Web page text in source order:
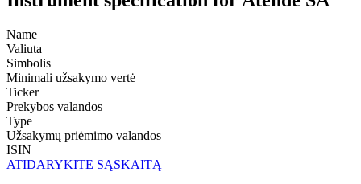
Name
Valiuta
Simbolis
Minimali užsakymo vertė
Ticker
Prekybos valandos
Type
Užsakymų priėmimo valandos
ISIN
ATIDARYKITE SĄSKAITĄ